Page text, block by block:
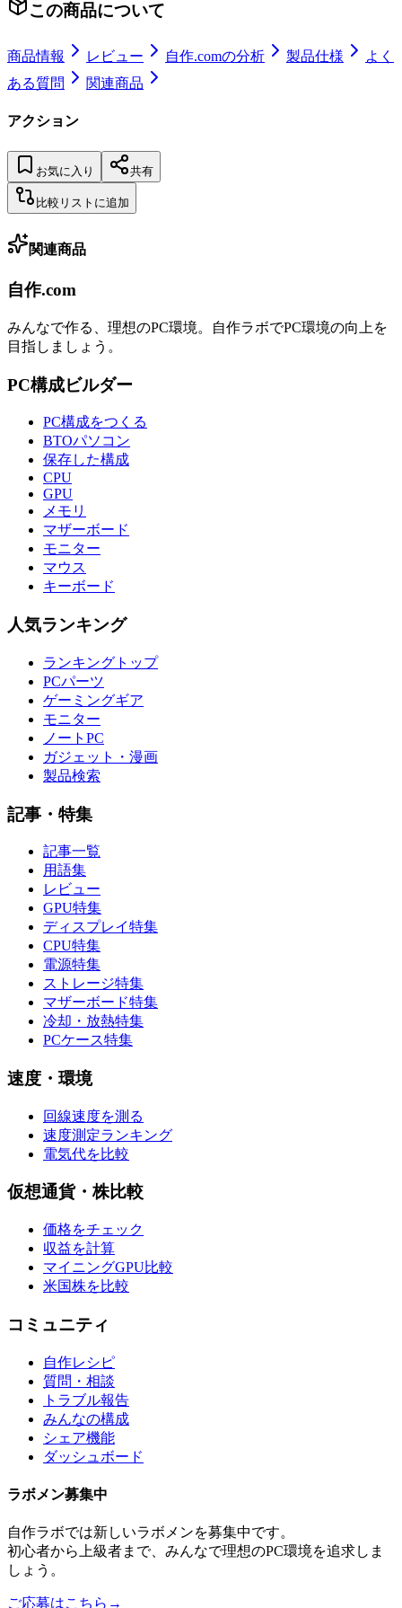
この商品について
商品情報 レビュー 自作.comの分析 製品仕様
よく
ある質問
関連商品
アクション
お気に入り 共有
比較リストに追加
関連商品
自作.com
みんなで作る、理想のPC環境。 自作ラボでPC環境の向上を
目指しましょう。
PC構成ビルダー
PC構成をつくる
BTOパソコン
保存した構成
CPU
GPU
メモリ
マザーボード
モニター
マウス
キーボード
人気ランキング
ランキングトップ
PCパーツ
ゲーミングギア
モニター
ノートPC
ガジェット・漫画
製品検索
記事・特集
記事一覧
用語集
レビュー
GPU特集
ディスプレイ特集
CPU特集
電源特集
ストレージ特集
マザーボード特集
冷却・放熱特集
PCケース特集
速度・環境
回線速度を測る
速度測定ランキング
電気代を比較
仮想通貨・株比較
価格をチェック
収益を計算
マイニングGPU比較
米国株を比較
コミュニティ
自作レシピ
質問・相談
トラブル報告
みんなの構成
シェア機能
ダッシュボード
ラボメン募集中
自作ラボでは新しいラボメンを募集中です。
初心者から上級者まで、みんなで理想のPC環境を追求しま
しょう。
ご応募はこちら →